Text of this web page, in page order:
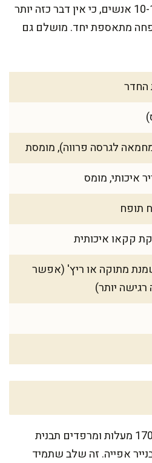
המתכון שלנו מתאים ל-10-12 אנשים, כי אין דבר כזה יותר
מתאספת יחד. מושלם גם
מ"ל) שמנת מתוקה או ריץ' (אפשר
יותר)
מחממים את התנור ל-170 מעלות ומרפדים תבנית
24 ס"מ בנייר אפייה. זה שלב שתמיד